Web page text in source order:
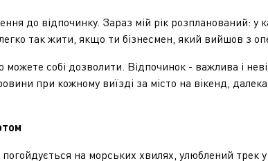
відпочинку. Зараз мій рік розпланований: у
так жити, якщо ти бізнесмен, який вийшов з
собі дозволити. Відпочинок - важлива і
при кожному виїзді за місто на вікенд,
на морських хвилях, улюблений трек